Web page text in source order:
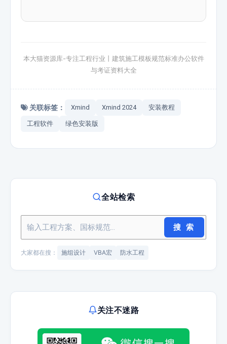
本大猫资源库-专注工程行业丨建筑施工模板规范标准办公软件
与考证资料大全
关联标签： Xmind Xmind 2024 安装教程
工程软件 绿色安装版
全站检索
搜 索
大家都在搜： 施组设计 VBA宏 防水工程
关注不迷路